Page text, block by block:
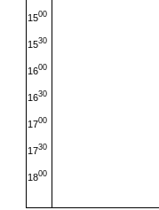
1500
1530
1600
1630
1700
1730
1800